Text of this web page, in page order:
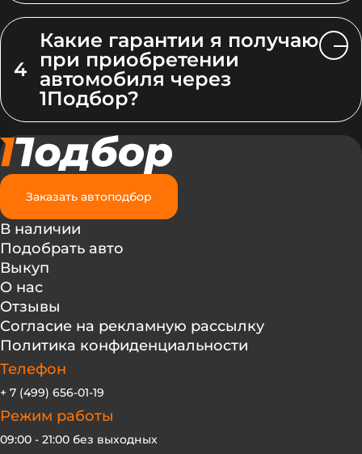
4
Какие гарантии я получаю
при приобретении
автомобиля через
1Подбор?
Заказать автоподбор
В наличии
Подобрать авто
Выкуп
О нас
Отзывы
Согласие на рекламную рассылку
Политика конфиденциальности
Телефон
+ 7 (499) 656-01-19
Режим работы
09:00 - 21:00 без выходных